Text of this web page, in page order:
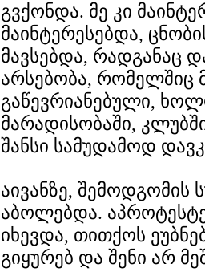
გვქონდა. მე კი
მაინტერესებდა,
მავსებდა, რადგანაც
არსებობა, რომელშიც
გაწევრიანებული,
მარადისობაში,
შანსი სამუდამოდ
აივანზე, შემოდგომის
აბოლებდა.
იხევდა, თითქოს
გიყურებ და შენი არ